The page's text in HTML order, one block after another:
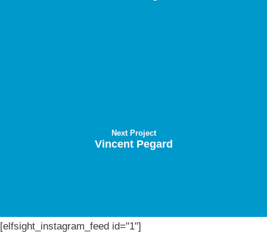
Next Project
Vincent Pegard
[elfsight_instagram_feed id="1"]